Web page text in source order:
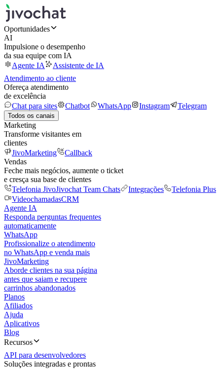
Oportunidades
AI
Impulsione o desempenho
da sua equipe com IA
Agente IA
Assistente de IA
Atendimento ao cliente
Ofereça atendimento
de excelência
Chat para sites
Chatbot WhatsApp Instagram Telegram
Todos os canais
Marketing
Transforme visitantes em
clientes
JivoMarketing
Callback
Vendas
Feche mais negócios, aumente o ticket
e cresça sua base de clientes
Telefonia JivoJivochat Team Chats Integrações
Telefonia Plus
VideochamadasCRM
Agente IA
Responda perguntas frequentes
automaticamente
WhatsApp
Profissionalize o atendimento
no WhatsApp e venda mais
JivoMarketing
Aborde clientes na sua página
antes que saiam e recupere
carrinhos abandonados
Planos
Afiliados
Ajuda
Aplicativos
Blog
Recursos
API para desenvolvedores
Soluções integradas e prontas